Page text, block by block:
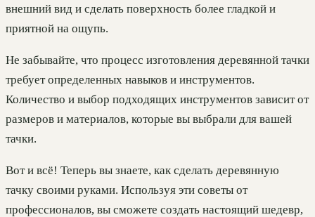
внешний вид и сделать поверхность более гладкой и
приятной на ощупь.
Не забывайте, что процесс изготовления деревянной тачки
требует определенных навыков и инструментов.
Количество и выбор подходящих инструментов зависит от
размеров и материалов, которые вы выбрали для вашей
тачки.
Вот и всё! Теперь вы знаете, как сделать деревянную
тачку своими руками. Используя эти советы от
профессионалов, вы сможете создать настоящий шедевр,